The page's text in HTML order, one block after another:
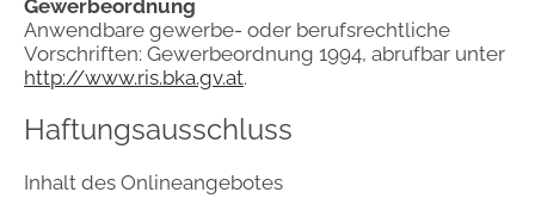
Gewerbeordnung
Anwendbare gewerbe- oder berufsrechtliche
Vorschriften: Gewerbeordnung 1994, abrufbar unter
http://www.ris.bka.gv.at.
Haftungsausschluss
Inhalt des Onlineangebotes